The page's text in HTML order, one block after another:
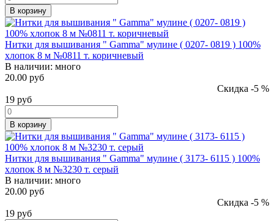
В корзину
Нитки для вышивания " Gamma" мулине ( 0207- 0819 ) 100%
хлопок 8 м №0811 т. коричневый
В наличии: много
20.00 руб
Скидка -5 %
19 руб
В корзину
Нитки для вышивания " Gamma" мулине ( 3173- 6115 ) 100%
хлопок 8 м №3230 т. серый
В наличии: много
20.00 руб
Скидка -5 %
19 руб